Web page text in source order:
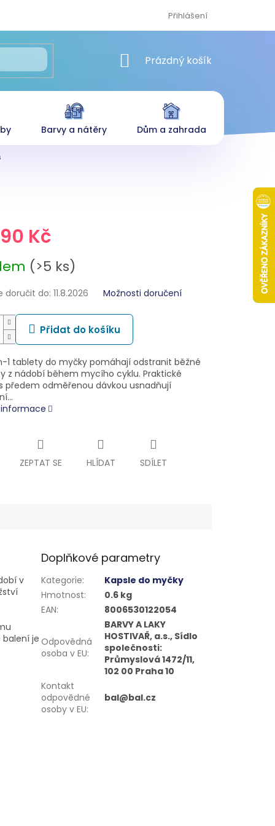
Přihlášení
NÁKUPNÍ KOŠÍK
Prázdný košík
Barvy a nátěry Dům a zahrada
Kč
(>5 ks)
doručit do: 11.8.2026 Možnosti doručení
Přidat do košíku
1 tablety do myčky pomáhají odstranit běžné
z nádobí během mycího cyklu. Praktické
předem odměřenou dávkou usnadňují
ZEPTAT SE HLÍDAT SDÍLET
v
je
Doplňkové parametry
Kategorie:
Kapsle do myčky
Hmotnost:
0.6 kg
EAN: 8006530122054
Odpovědná
osoba v EU:
BARVY A LAKY
HOSTIVAŘ, a.s., Sídlo
společnosti:
Průmyslová 1472/11,
102 00 Praha 10
Kontakt
odpovědné
osoby v EU:
bal@bal.cz